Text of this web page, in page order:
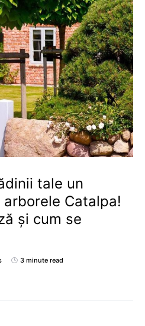
tale un
Catalpa!
și cum se
3 minute read